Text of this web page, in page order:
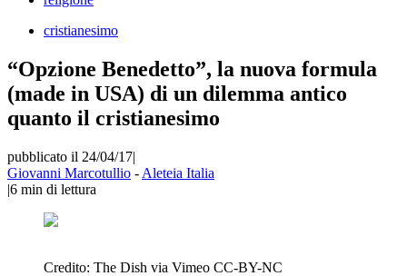
cristianesimo
“Opzione Benedetto”, la nuova formula
(made in USA) di un dilemma antico
quanto il cristianesimo
pubblicato il 24/04/17|
Giovanni Marcotullio - Aleteia Italia
|6 min di lettura
Credito: The Dish via Vimeo CC-BY-NC